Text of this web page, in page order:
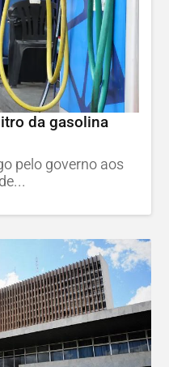
da gasolina
pelo governo aos